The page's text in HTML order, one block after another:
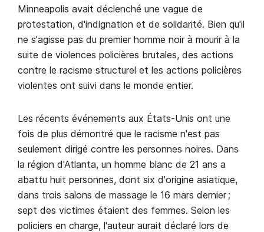
Minneapolis avait déclenché une vague de
protestation, d'indignation et de solidarité. Bien qu'il
ne s'agisse pas du premier homme noir à mourir à la
suite de violences policières brutales, des actions
contre le racisme structurel et les actions policières
violentes ont suivi dans le monde entier.
Les récents événements aux États-Unis ont une
fois de plus démontré que le racisme n'est pas
seulement dirigé contre les personnes noires. Dans
la région d'Atlanta, un homme blanc de 21 ans a
abattu huit personnes, dont six d'origine asiatique,
dans trois salons de massage le 16 mars dernier ;
sept des victimes étaient des femmes. Selon les
policiers en charge, l'auteur aurait déclaré lors de